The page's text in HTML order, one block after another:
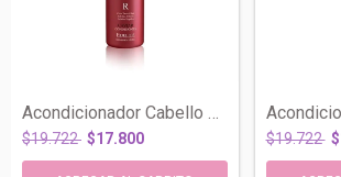
$19.722 $17.800 $19.722